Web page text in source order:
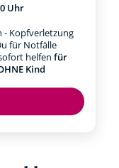
Uhr
- Kopfverletzung
für Notfälle
helfen für
Kind